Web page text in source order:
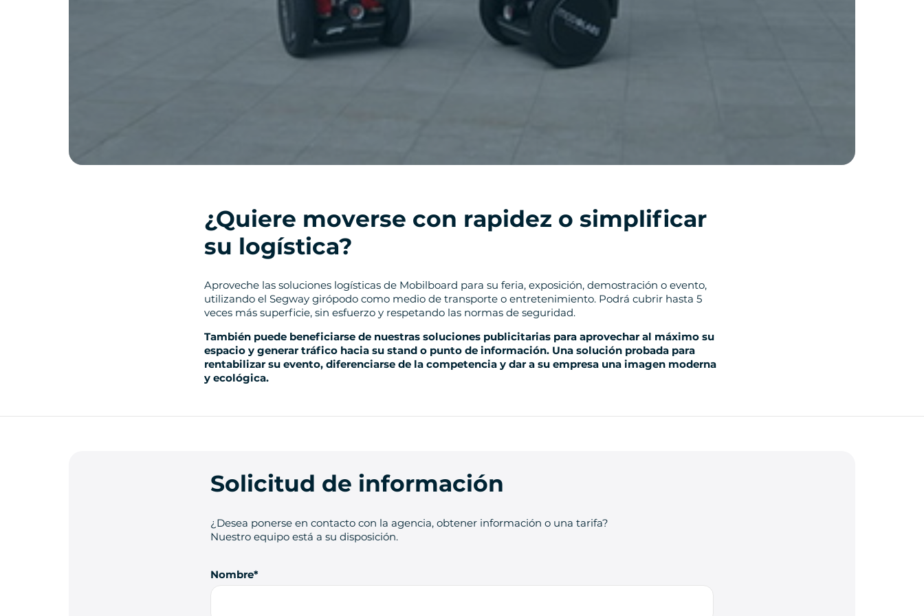
¿Quiere moverse con rapidez o simplificar
su logística?
Aproveche las soluciones logísticas de Mobilboard para su feria, exposición, demostración o evento,
utilizando el Segway girópodo como medio de transporte o entretenimiento. Podrá cubrir hasta 5
veces más superficie, sin esfuerzo y respetando las normas de seguridad.
También puede beneficiarse de nuestras soluciones publicitarias para aprovechar al máximo su
espacio y generar tráfico hacia su stand o punto de información. Una solución probada para
rentabilizar su evento, diferenciarse de la competencia y dar a su empresa una imagen moderna
y ecológica.
Solicitud de información
¿Desea ponerse en contacto con la agencia, obtener información o una tarifa?
Nuestro equipo está a su disposición.
Nombre